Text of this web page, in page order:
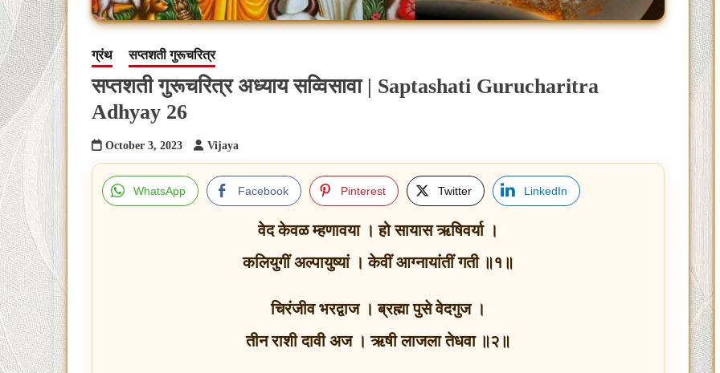
ग्रंथ सप्तशती गुरूचरित्र
सप्तशती गुरूचरित्र अध्याय सव्विसावा | Saptashati Gurucharitra
Adhyay 26
October 3, 2023 Vijaya
WhatsApp Facebook Pinterest Twitter LinkedIn
वेद केवळ म्हणावया । हो सायास ऋषिवर्या ।
कलियुगीं अल्पायुष्यां । केवीं आग्नायांतीं गती ॥१॥
चिरंजीव भरद्वाज । ब्रह्मा पुसे वेदगुज ।
तीन राशी दावी अज । ऋषी लाजला तेधवा ॥२॥